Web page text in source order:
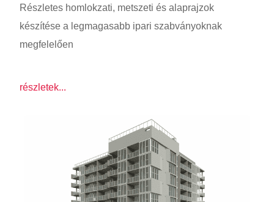
Részletes homlokzati, metszeti és alaprajzok
készítése a legmagasabb ipari szabványoknak
megfelelően
részletek...